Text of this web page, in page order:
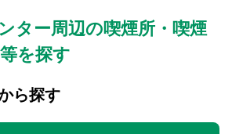
ター周辺の喫煙所・喫煙
を探す
ら探す